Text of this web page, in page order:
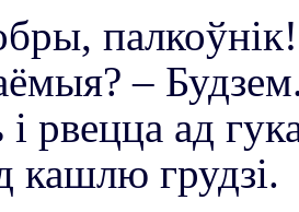
–
рвецца ад
кашлю грудзі.